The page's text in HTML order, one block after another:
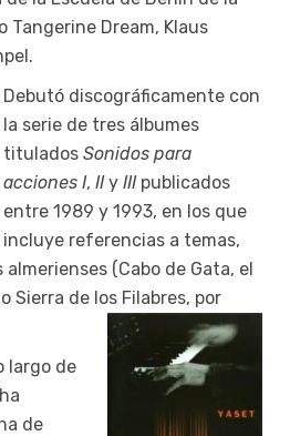
Tangerine Dream, Klaus
Debutó discográficamente con
la serie de tres álbumes
titulados Sonidos para
acciones I, IIy IIIpublicados
entre 1989 y 1993, en los que
incluye referencias a temas,
(Cabo de Gata, el
Sierra de los Filabres, por
largo de
de